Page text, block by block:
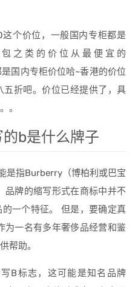
个价位，一般国内专柜都是
之类的价位从最便宜的
国内专柜价位哈~香港的价位
折吧。价位已经提供了，具
。
b是什么牌子
是指Burberry（博柏利或巴宝
品牌的缩写形式在商标中并不
一个特征。 但是，要确定真
为一名有多年奢侈品经营和鉴
帮助。
B标志，这可能是知名品牌